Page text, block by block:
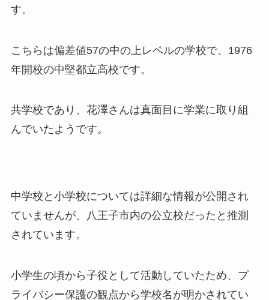
す。
こちらは偏差値57の中の上レベルの学校で、1976
年開校の中堅都立高校です。
共学校であり、花澤さんは真面目に学業に取り組
んでいたようです。
中学校と小学校については詳細な情報が公開され
ていませんが、八王子市内の公立校だったと推測
されています。
小学生の頃から子役として活動していたため、プ
ライバシー保護の観点から学校名が明かされてい